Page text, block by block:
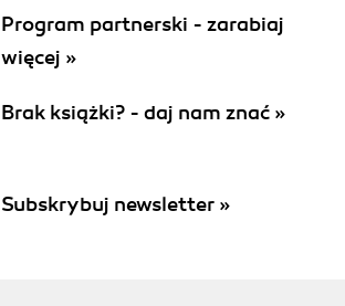
Program partnerski - zarabiaj
więcej »
Brak książki? - daj nam znać »
Subskrybuj newsletter »